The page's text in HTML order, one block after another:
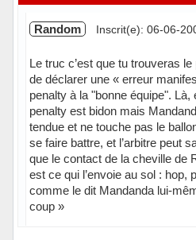
Random Inscrit(e): 06-06-
Le truc c’est que tu trouveras
de déclarer une « erreur
penalty à la "bonne équipe". Là,
penalty est bidon mais
tendue et ne touche pas le
se faire battre, et l’arbitre peut
que le contact de la cheville de
est ce qui l’envoie au sol : hop,
comme le dit Mandanda lui-
coup »